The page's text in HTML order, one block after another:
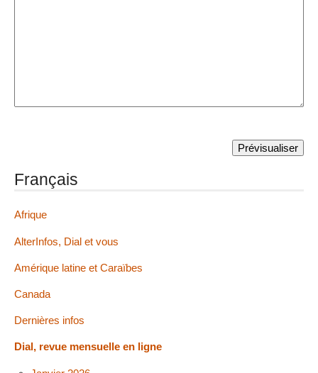
Français
Afrique
AlterInfos, Dial et vous
Amérique latine et Caraïbes
Canada
Dernières infos
Dial, revue mensuelle en ligne